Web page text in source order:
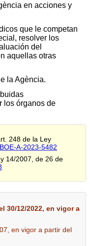
en acciones y
que le competan
resolver los
del
aquellas otras
la Agència.
los órganos de
248 de la Ley
A-2023-5482
14/2007, de 26 de
30/12/2022, en vigor a
en vigor a partir del